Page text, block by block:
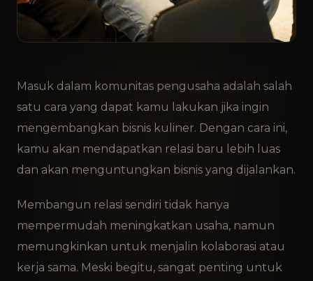
Masuk dalam komunitas pengusaha adalah salah
satu cara yang dapat kamu lakukan jika ingin
mengembangkan bisnis kuliner. Dengan cara ini,
kamu akan mendapatkan relasi baru lebih luas
dan akan menguntungkan bisnis yang dijalankan.
Membangun relasi sendiri tidak hanya
mempermudah meningkatkan usaha, namun
memungkinkan untuk menjalin kolaborasi atau
kerja sama. Meski begitu, sangat penting untuk